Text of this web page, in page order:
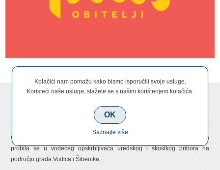
O NAMA
Obiteljska firma osnovana 1993. godine koja broji četvero zaposlenika
probila se u vodećeg opskrbljivača uredskog i škoslkog pribora na
području grada Vodica i Šibenika.
Kolačići nam pomažu kako bismo isporučili svoje usluge.
Koristeći naše usluge, slažete se s našim korištenjem kolačića.
OK
Saznajte više